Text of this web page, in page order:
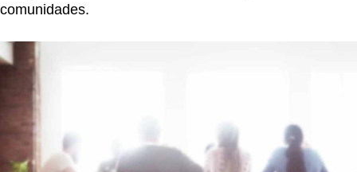
comunidades.